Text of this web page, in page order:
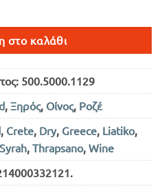
στο καλάθι
500.5000.1129
, Ξηρός, Οίνος, Ροζέ
, Crete, Dry, Greece, Liatiko,
Syrah, Thrapsano, Wine
.